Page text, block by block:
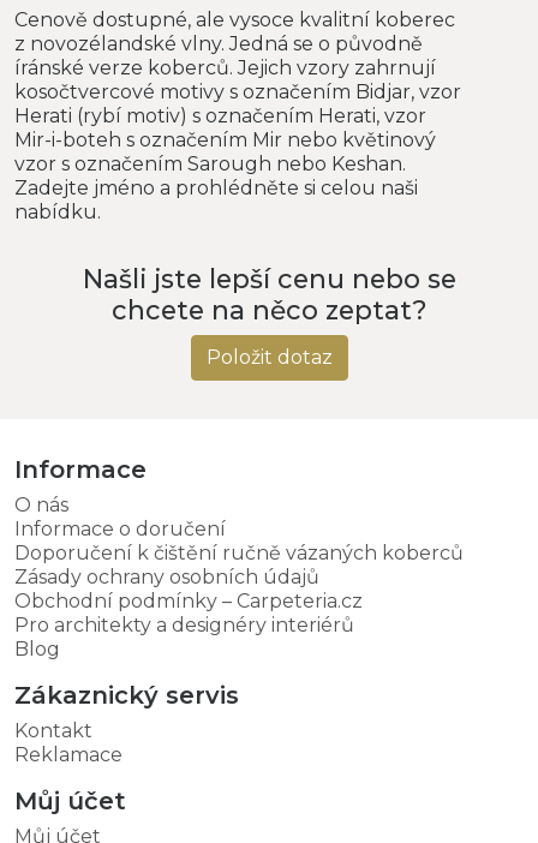
Cenově dostupné, ale vysoce kvalitní koberec
z novozélandské vlny. Jedná se o původně
íránské verze koberců. Jejich vzory zahrnují
kosočtvercové motivy s označením Bidjar, vzor
Herati (rybí motiv) s označením Herati, vzor
Mir-i-boteh s označením Mir nebo květinový
vzor s označením Sarough nebo Keshan.
Zadejte jméno a prohlédněte si celou naši
nabídku.
Našli jste lepší cenu nebo se
chcete na něco zeptat?
Položit dotaz
Informace
O nás
Informace o doručení
Doporučení k čištění ručně vázaných koberců
Zásady ochrany osobních údajů
Obchodní podmínky – Carpeteria.cz
Pro architekty a designéry interiérů
Blog
Zákaznický servis
Kontakt
Reklamace
Můj účet
Můj účet